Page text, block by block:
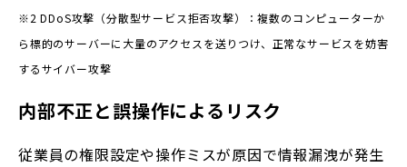
※2 DDoS攻撃（分散型サービス拒否攻撃）：複数のコンピューターか
ら標的のサーバーに大量のアクセスを送りつけ、正常なサービスを妨害
するサイバー攻撃
内部不正と誤操作によるリスク
従業員の権限設定や操作ミスが原因で情報漏洩が発生